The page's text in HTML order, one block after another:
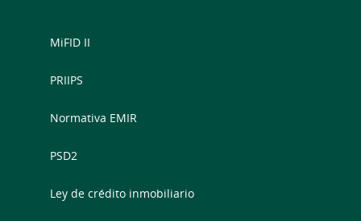
MiFID II
PRIIPS
Normativa EMIR
PSD2
Ley de crédito inmobiliario